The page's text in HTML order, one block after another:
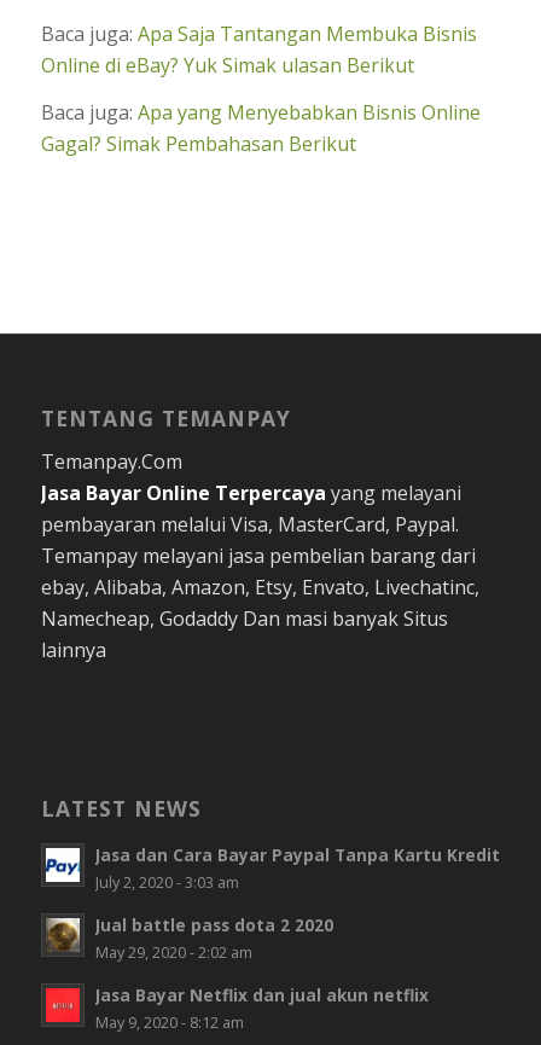
Baca juga: Apa Saja Tantangan Membuka Bisnis
Online di eBay? Yuk Simak ulasan Berikut
Baca juga: Apa yang Menyebabkan Bisnis Online
Gagal? Simak Pembahasan Berikut
TENTANG TEMANPAY
Temanpay.Com
Jasa Bayar Online Terpercaya yang melayani
pembayaran melalui Visa, MasterCard, Paypal.
Temanpay melayani jasa pembelian barang dari
ebay, Alibaba, Amazon, Etsy, Envato, Livechatinc,
Namecheap, Godaddy Dan masi banyak Situs
lainnya
LATEST NEWS
Jasa dan Cara Bayar Paypal Tanpa Kartu Kredit
July 2, 2020 - 3:03 am
Jual battle pass dota 2 2020
May 29, 2020 - 2:02 am
Jasa Bayar Netflix dan jual akun netflix
May 9, 2020 - 8:12 am